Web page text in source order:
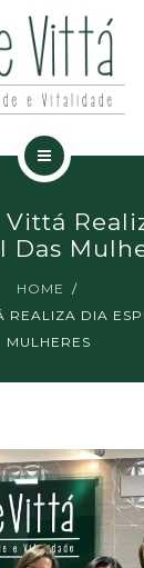
Das
HOME
REALIZA DIA
MULHERES